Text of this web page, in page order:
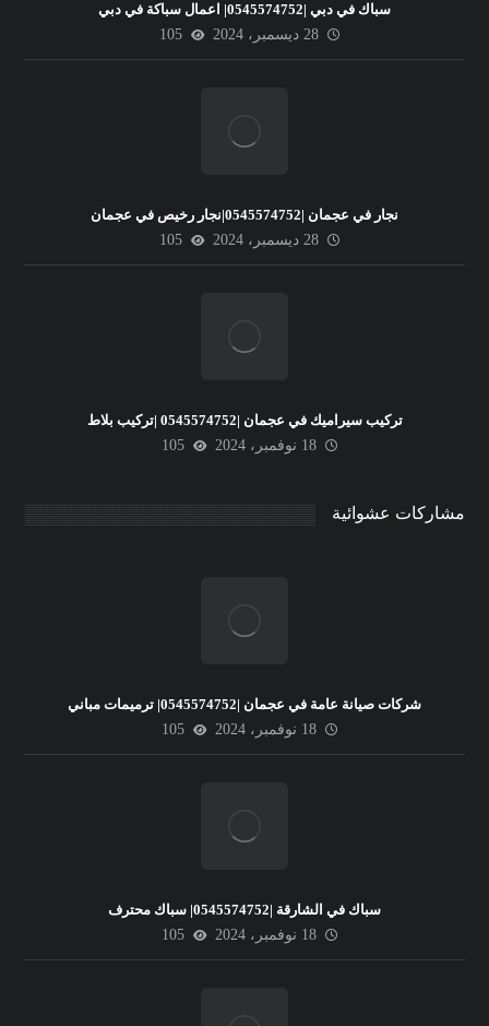
سباك في دبي |0545574752| اعمال سباكة في دبي
28 ديسمبر، 2024
105
نجار في عجمان |0545574752|نجار رخيص في عجمان
28 ديسمبر، 2024
105
تركيب سيراميك في عجمان |0545574752 |تركيب بلاط
18 نوفمبر، 2024
105
مشاركات عشوائية
شركات صيانة عامة في عجمان |0545574752| ترميمات مباني
18 نوفمبر، 2024
105
سباك في الشارقة |0545574752| سباك محترف
18 نوفمبر، 2024
105